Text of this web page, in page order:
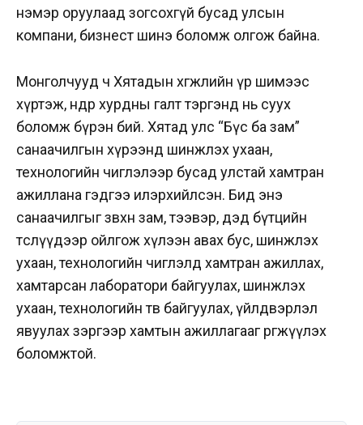
нэмэр оруулаад зогсохгүй бусад улсын
компани, бизнест шинэ боломж олгож байна.
Монголчууд ч Хятадын хөгжлийн үр шимээс
хүртэж, өндөр хурдны галт тэргэнд нь суух
боломж бүрэн бий. Хятад улс “Бүс ба зам”
санаачилгын хүрээнд шинжлэх ухаан,
технологийн чиглэлээр бусад улстай хамтран
ажиллана гэдгээ илэрхийлсэн. Бид энэ
санаачилгыг зөвхөн зам, тээвэр, дэд бүтцийн
төслүүдээр ойлгож хүлээн авах бус, шинжлэх
ухаан, технологийн чиглэлд хамтран ажиллах,
хамтарсан лаборатори байгуулах, шинжлэх
ухаан, технологийн төв байгуулах, үйлдвэрлэл
явуулах зэргээр хамтын ажиллагааг өргөжүүлэх
боломжтой.